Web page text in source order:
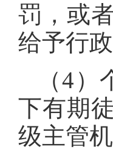
罚，或
给予行政
（4
下有期
级主管